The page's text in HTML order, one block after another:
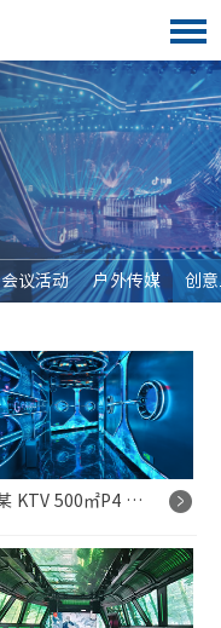
会议活动 户外传媒 创
昆明某 KTV 500㎡P4 全链路 LED 显示系统项目